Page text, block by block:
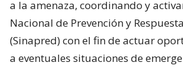
a la amenaza, coordinando y
Nacional de Prevención y
(Sinapred) con el fin de actuar
a eventuales situaciones de